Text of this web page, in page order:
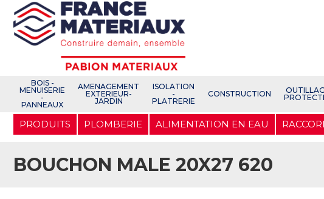
Aller
contenu
BOIS -
MENUISERIE
-
PANNEAUX
AMENAGEMENT
EXTERIEUR-
JARDIN
ISOLATION
-
PLATRERIE
CONSTRUCTION
PRODUITS PLOMBERIE ALIMENTATION EN EAU
BOUCHON MALE 20X27 620